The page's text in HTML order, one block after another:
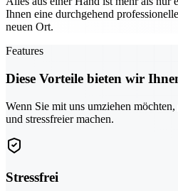
Ihnen eine durchgehend
neuen Ort.
Features
Diese Vorteile bieten wir
Wenn Sie mit uns umziehen
und stressfreier machen.
Stressfrei